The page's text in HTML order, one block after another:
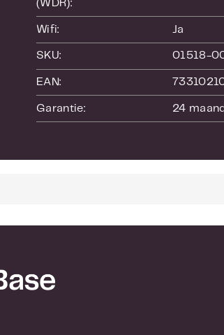
(WDR):
Wifi: Ja
SKU: 01518-
EAN:
Garantie: 24